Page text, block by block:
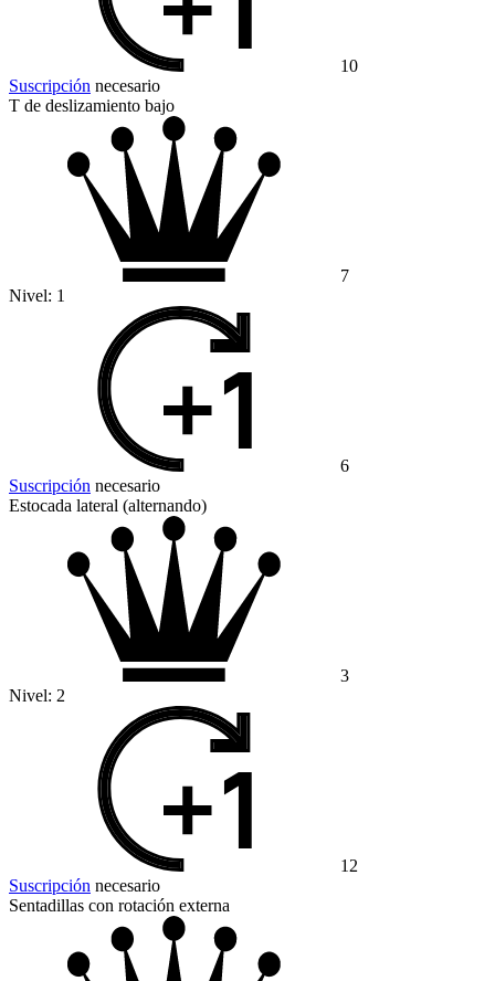
10
Suscripción necesario
T de deslizamiento bajo
7
Nivel: 1
6
Suscripción necesario
Estocada lateral (alternando)
3
Nivel: 2
12
Suscripción necesario
Sentadillas con rotación externa